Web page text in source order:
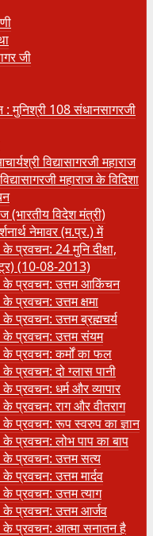
जी
108 संधानसागरजी
‍विद्यासागरजी महाराज
महाराज के विदिशा
(भारतीय विदेश मंत्री)
नेमावर (म.प्र.) में
प्रवचन: 24 मुनि दीक्षा,
(10-08-2013)
के प्रवचन: उत्तम आकिंचन
प्रवचन: उत्तम क्षमा
के प्रवचन: उत्तम ब्रह्मचर्य
के प्रवचन: उत्तम संयम
के प्रवचन: कर्मों का फल
के प्रवचन: दो ग्लास पानी
के प्रवचन: धर्म और व्यापार
के प्रवचन: राग और वीतराग
के प्रवचन: रूप स्वरुप का ज्ञान
के प्रवचन: लोभ पाप का बाप
के प्रवचन: उत्तम सत्य
प्रवचन: उत्तम मार्दव
के प्रवचन: उत्तम त्याग
के प्रवचन: उत्तम आर्जव
के प्रवचन: आत्मा सनातन है